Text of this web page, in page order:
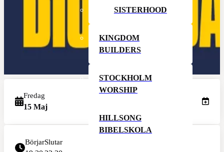
SISTERHOOD
KINGDOM
BUILDERS
STOCKHOLM
WORSHIP
HILLSONG
BIBELSKOLA
Fredag
15 Maj
BörjarSlutar